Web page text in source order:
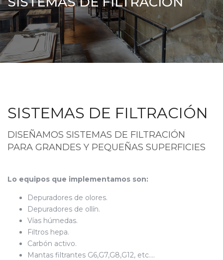
SISTEMAS DE FILTRACIÓN
DISEÑAMOS SISTEMAS DE FILTRACIÓN
PARA GRANDES Y PEQUEÑAS SUPERFICIES
Lo equipos que implementamos son:
Depuradores de olores.
Depuradores de ollín.
Vías húmedas.
Filtros hepa.
Carbón activo.
Mantas filtrantes G6,G7,G8,G12, etc....